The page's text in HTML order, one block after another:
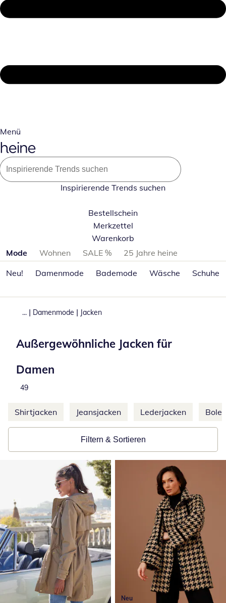
Menü
Inspirierende Trends suchen
Bestellschein
Merkzettel
Warenkorb
Produktkategorien überspringen
Mode Wohnen SALE %
25 Jahre heine
Neu!
Damenmode Bademode Wäsche Schuhe
... | Damenmode | Jacken
Außergewöhnliche Jacken für
Damen
Total number of products:
49
Weitere Kategorien überspringen
Shirtjacken Jeansjacken Lederjacken
Filtern & Sortieren
Neu